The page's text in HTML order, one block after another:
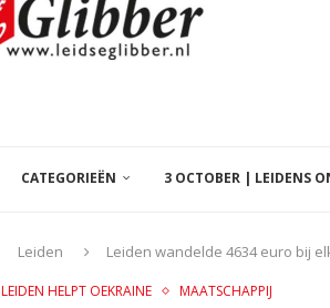
CATEGORIEËN 3 OCTOBER | LEIDENS
Leiden Leiden wandelde 4634 euro bij
LEIDEN HELPT OEKRAÏNE MAATSCHAPPIJ